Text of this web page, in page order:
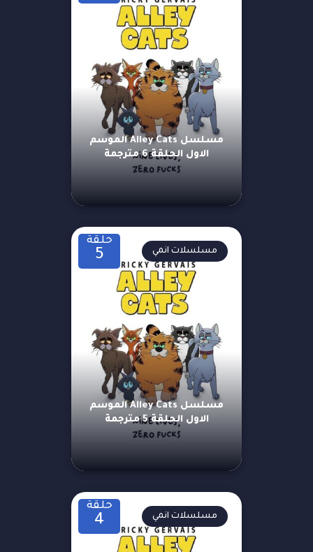
مسلسل Alley Cats الموسم
الاول الحلقة 6 مترجمة
حلقة
5
مسلسل Alley Cats الموسم
الاول الحلقة 5 مترجمة
مسلسلات انمي
حلقة
4 مسلسلات انمي